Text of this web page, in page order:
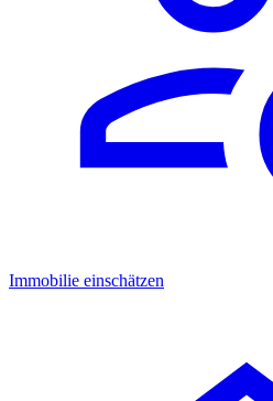
Immobilie einschätzen